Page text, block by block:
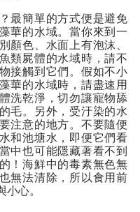
最簡單的方式便是避免
華的水域。當你來到一
顏色、水面上有泡沫、
類屍體的水域時，請不
接觸到它們。假如不小
華的水域時，請盡速用
洗乾淨，切勿讓寵物舔
毛。另外，受汙染的水
注意的地方。不要隨便
和池塘水，即便它們看
中也可能隱藏著看不到
！海鮮中的毒素無色無
無法清除，所以食用前
心。